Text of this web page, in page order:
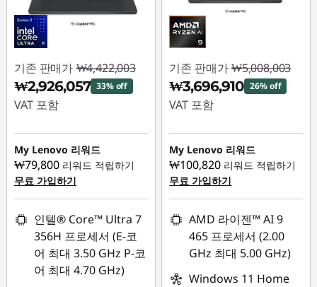
기존 판매가 ₩4,422,003
₩2,926,057 33% off
VAT 포함
즉시 할인: :-
₩1,495,946
My Lenovo 리워드
₩79,800 리워드 적립하기
무료 가입하기
인텔® Core™ Ultra 7
356H 프로세서 (E-코
어 최대 3.50 GHz P-코
어 최대 4.70 GHz)
기존 판매가 ₩5,008,003
₩3,696,910 26% off
VAT 포함
즉시 할인: :-
₩1,311,093
My Lenovo 리워드
₩100,820 리워드 적립하기
무료 가입하기
AMD 라이젠™ AI 9
465 프로세서 (2.00
GHz 최대 5.00 GHz)
Windows 11 Home